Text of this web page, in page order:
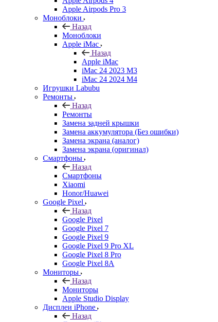
Apple Airpods Pro 3
Моноблоки
Назад
Моноблоки
Apple iMac
Назад
Apple iMac
iMac 24 2023 M3
iMac 24 2024 M4
Игрушки Labubu
Ремонты
Назад
Ремонты
Замена задней крышки
Замена аккумулятора (Без ошибки)
Замена экрана (аналог)
Замена экрана (оригинал)
Смартфоны
Назад
Смартфоны
Xiaomi
Honor/Huawei
Google Pixel
Назад
Google Pixel
Google Pixel 7
Google Pixel 9
Google Pixel 9 Pro XL
Google Pixel 8 Pro
Google Pixel 8A
Мониторы
Назад
Мониторы
Apple Studio Display
Дисплеи iPhone
Назад